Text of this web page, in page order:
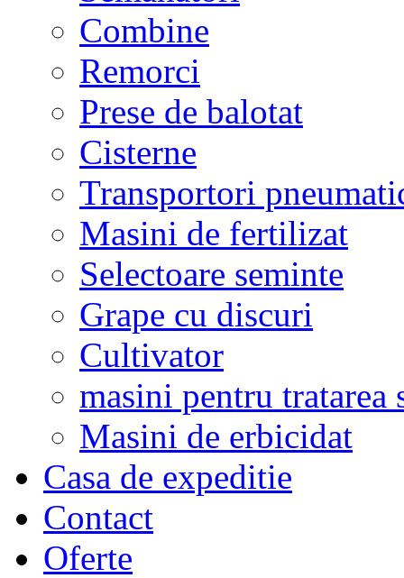
Combine
Remorci
Prese de balotat
Cisterne
Transportori
Masini de fertilizat
Selectoare seminte
Grape cu discuri
Cultivator
masini pentru tratarea
Masini de erbicidat
Casa de expeditie
Contact
Oferte